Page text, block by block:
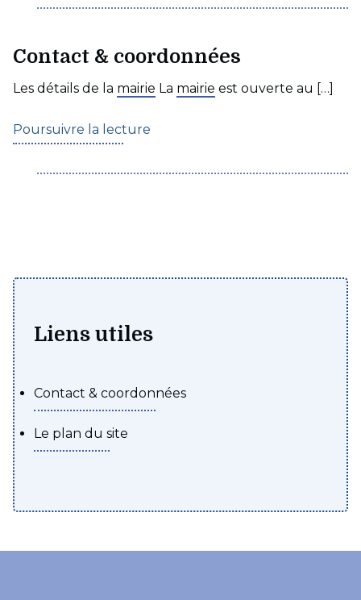
Contact & coordonnées
Les détails de la mairie La mairie est ouverte au […]
Poursuivre la lecture
Liens utiles
Contact & coordonnées
Le plan du site